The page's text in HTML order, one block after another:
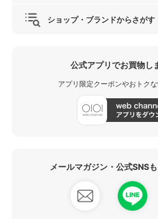
ショップ・ブランドからさがす
公式アプリでお買物し
アプリ限定クーポンやおトク
メールマガジン・公式SNS